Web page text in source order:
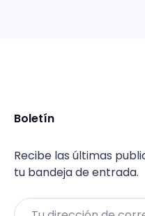
Boletín
Recibe las últimas
tu bandeja de entrada.
Email